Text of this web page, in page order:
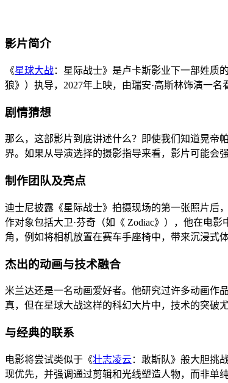
影片简介
《星球大战：星际战士》是卢卡斯影业下一部姓质
狼》）执导，2027年上映，由瑞安·高斯林饰演一名
剧情猜想
那么，这部影片到底讲述什么？即使我们知道晃帝
界。如果从导演选择的摄影指导来看，影片可能会
制作团队及亮点
迪士尼披露《星际战士》拍摄现场的第一张照片后
作对象包括大卫·芬奇（如《 Zodiac》），他在电
角，例如将相机放置在赛车手座椅中，带来沉浸式
杰出的动画与技术融合
米兰达还是一名动画爱好者。他研究过许多动画作
真，但在星球大战这样的科幻大片中，技术的突破
与经典的联系
电影将尝试类似于《壮志凌云：敢斯队》般大胆挑
现优先，并强调通过剪辑和光线塑造人物，而非单纯